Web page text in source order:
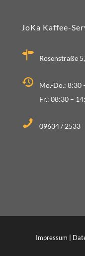
JoKa Kaffee-
Rosenstraße
Mo.-Do.: 8:30
Fr.: 08:30 –
09634 / 2533
Impressum